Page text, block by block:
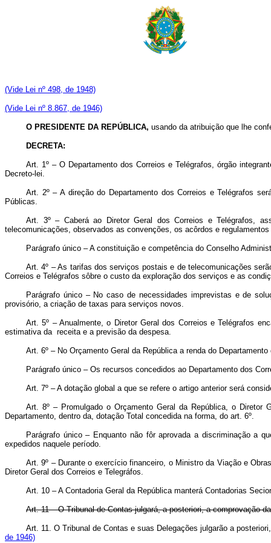
(Vide Lei nº 498, de 1948)
(Vide Lei nº 8.867, de 1946)
O PRESIDENTE DA REPÚBLICA, usando da atribuição que lhe
DECRETA:
Art. 1º – O Departamento dos Correios e Telégrafos, órgão
Decreto-lei.
Art. 2º – A direção do Departamento dos Correios e Telégrafos
Públicas.
Art. 3º – Caberá ao Diretor Geral dos Correios e Telégrafos,
telecomunicações, observados as convenções, os acôrdos e
Parágrafo único – A constituição e competência do Conselho
Art. 4º – As tarifas dos serviços postais e de telecomunicações
Correios e Telégrafos sôbre o custo da exploração dos serviços e as
Parágrafo único – No caso de necessidades imprevistas e de
provisório, a criação de taxas para serviços novos.
Art. 5º – Anualmente, o Diretor Geral dos Correios e Telégrafos
estimativa da receita e a previsão da despesa.
Art. 6º – No Orçamento Geral da República a renda do
Parágrafo único – Os recursos concedidos ao Departamento dos
Art. 7º – A dotação global a que se refere o artigo anterior será
Art. 8º – Promulgado o Orçamento Geral da República, o
Departamento, dentro da, dotação Total concedida na forma, do art. 6º.
Parágrafo único – Enquanto não fôr aprovada a discriminação a
expedidos naquele período.
Art. 9º – Durante o exercício financeiro, o Ministro da Viação e
Diretor Geral dos Correios e Telegráfos.
Art. 10 – A Contadoria Geral da República manterá Contadorias
Art. 11 – O Tribunal de Contas julgará, a posteriori, a comprovação
Art. 11. O Tribunal de Contas e suas Delegações julgarão a posteriori,
de 1946)